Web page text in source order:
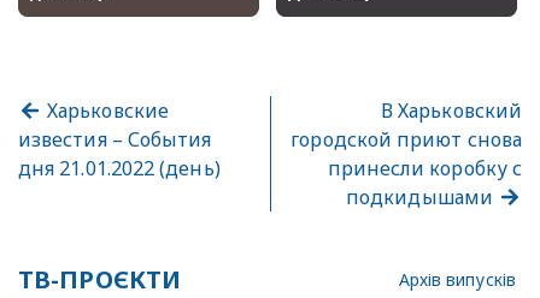
Харьковские
известия – События
дня 21.01.2022 (день)
В Харьковский
городской приют снова
принесли коробку с
подкидышами
ТВ-ПРОЄКТИ Архів випусків